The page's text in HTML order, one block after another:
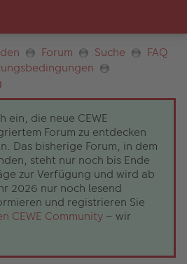
Forum Suche
FAQ
ein, die neue CEWE
Forum zu entdecken
Das bisherige Forum, in dem
steht nur noch bis Ende
zur Verfügung und wird ab
2026 nur noch lesend
und registrieren Sie
CEWE Community – wir